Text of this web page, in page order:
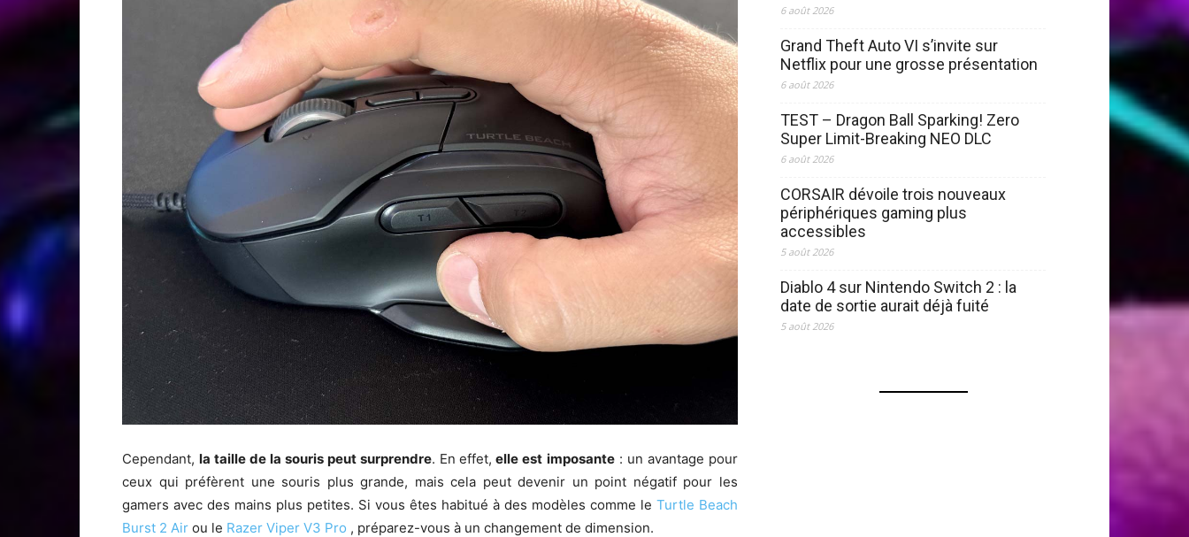
Cependant, la taille de la souris peut surprendre. En effet, elle est imposante : un avantage pour
ceux qui préfèrent une souris plus grande, mais cela peut devenir un point négatif pour les
gamers avec des mains plus petites. Si vous êtes habitué à des modèles comme le Turtle Beach
Burst 2 Air ou le Razer Viper V3 Pro , préparez-vous à un changement de dimension.
6 août 2026
Grand Theft Auto VI s’invite sur
Netflix pour une grosse présentation
6 août 2026
TEST – Dragon Ball Sparking! Zero
Super Limit-Breaking NEO DLC
6 août 2026
CORSAIR dévoile trois nouveaux
périphériques gaming plus
accessibles
5 août 2026
Diablo 4 sur Nintendo Switch 2 : la
date de sortie aurait déjà fuité
5 août 2026